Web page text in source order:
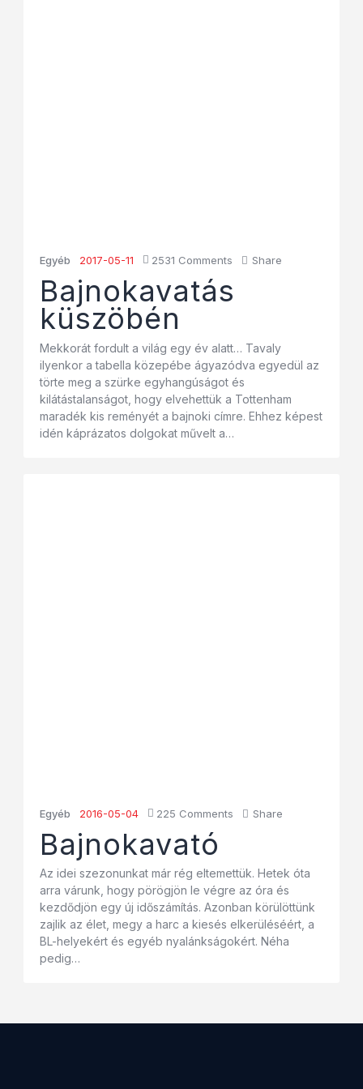
Egyéb 2017-05-11 2531 Comments Share
Bajnokavatás
küszöbén
Mekkorát fordult a világ egy év alatt… Tavaly
ilyenkor a tabella közepébe ágyazódva egyedül az
törte meg a szürke egyhangúságot és
kilátástalanságot, hogy elvehettük a Tottenham
maradék kis reményét a bajnoki címre. Ehhez képest
idén káprázatos dolgokat művelt a…
Egyéb 2016-05-04 225 Comments Share
Bajnokavató
Az idei szezonunkat már rég eltemettük. Hetek óta
arra várunk, hogy pörögjön le végre az óra és
kezdődjön egy új időszámítás. Azonban körülöttünk
zajlik az élet, megy a harc a kiesés elkerüléséért, a
BL-helyekért és egyéb nyalánkságokért. Néha
pedig…